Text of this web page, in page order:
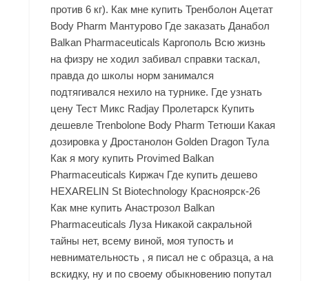
против 6 кг). Как мне купить Тренболон Ацетат
Body Pharm Мантурово Где заказать Данабол
Balkan Pharmaceuticals Каргополь Всю жизнь
на физру не ходил забивал справки таскал,
правда до школы норм занимался
подтягивался нехило на турнике. Где узнать
цену Тест Микс Radjay Пролетарск Купить
дешевле Trenbolone Body Pharm Тетюши Какая
дозировка у Дростанолон Golden Dragon Тула
Как я могу купить Provimed Balkan
Pharmaceuticals Киржач Где купить дешево
HEXARELIN St Biotechnology Красноярск-26
Как мне купить Анастрозол Balkan
Pharmaceuticals Луза Никакой сакральной
тайны нет, всему виной, моя тупость и
невнимательность , я писал не с образца, а на
вскидку, ну и по своему обыкновению попутал